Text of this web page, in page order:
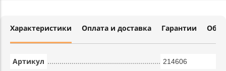
Характеристики Оплата и доставка Гарантии
Артикул 214606